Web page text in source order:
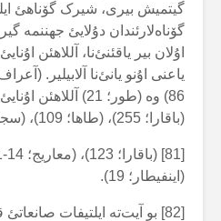
گیتمیش بیری، شیرک گۆناهئ
گۆناەلارئندان دۇلایئ
اۇلان بیر یاقئنئ‌نا، آللاهئن
86) وە (طور؛ 21)
(باقارا؛ 255)، (طاها؛ 109)، (سجدە؛ 4) وە (سبە؛ 23)
(اینفیطار؛ 19).
[82] بو آیت‌تە ایلتیفات